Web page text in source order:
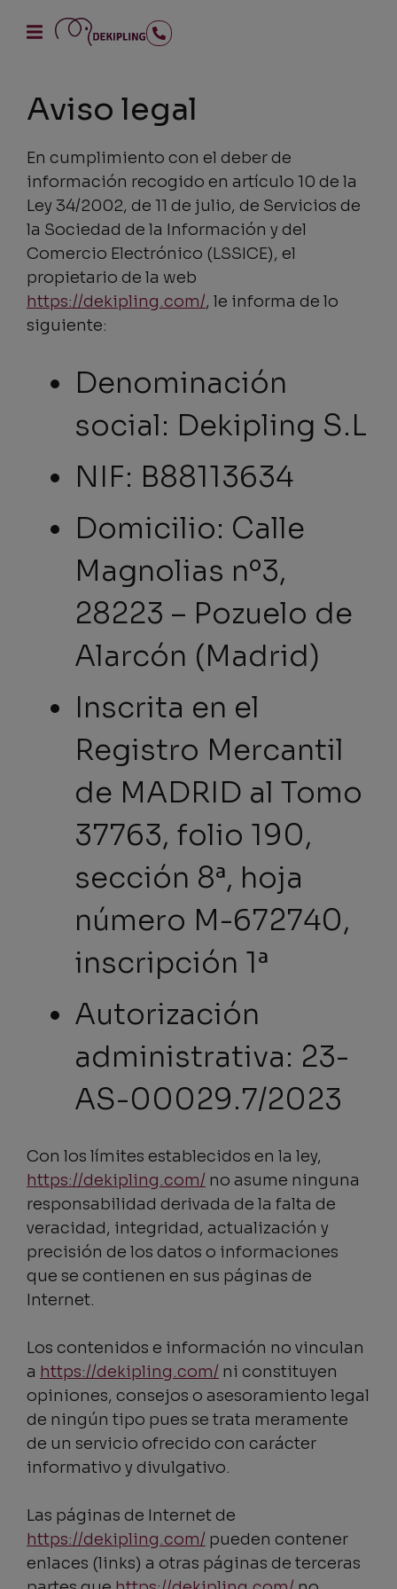
Aviso legal
En cumplimiento con el deber de
información recogido en artículo 10 de la
Ley 34/2002, de 11 de julio, de Servicios de
la Sociedad de la Información y del
Comercio Electrónico (LSSICE), el
propietario de la web
https://dekipling.com/, le informa de lo
siguiente:
Denominación
social: Dekipling S.L
NIF: B88113634
Domicilio: Calle
Magnolias nº3,
28223 – Pozuelo de
Alarcón (Madrid)
Inscrita en el
Registro Mercantil
de MADRID al Tomo
37763, folio 190,
sección 8ª, hoja
número M-672740,
inscripción 1ª
Autorización
administrativa: 23-
AS-00029.7/2023
Con los límites establecidos en la ley,
https://dekipling.com/ no asume ninguna
responsabilidad derivada de la falta de
veracidad, integridad, actualización y
precisión de los datos o informaciones
que se contienen en sus páginas de
Internet.
Los contenidos e información no vinculan
a https://dekipling.com/ ni constituyen
opiniones, consejos o asesoramiento legal
de ningún tipo pues se trata meramente
de un servicio ofrecido con carácter
informativo y divulgativo.
Las páginas de Internet de
https://dekipling.com/ pueden contener
enlaces (links) a otras páginas de terceras